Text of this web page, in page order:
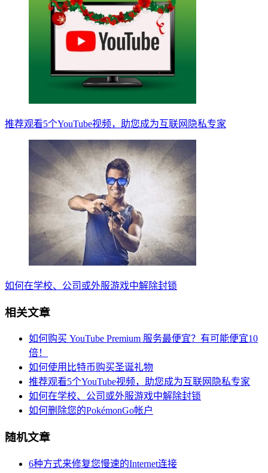
推荐观看5个YouTube视频，助您成为互联网隐私专家
如何在学校、公司或外服游戏中解除封锁
相关文章
如何购买 YouTube Premium 服务最便宜？有可能便宜10
倍！
如何使用比特币购买圣诞礼物
推荐观看5个YouTube视频，助您成为互联网隐私专家
如何在学校、公司或外服游戏中解除封锁
如何删除您的PokémonGo帐户
随机文章
6种方式来修复您慢速的Internet连接